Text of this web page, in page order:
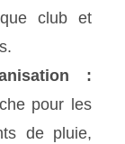
club et
:
pour les
de pluie,